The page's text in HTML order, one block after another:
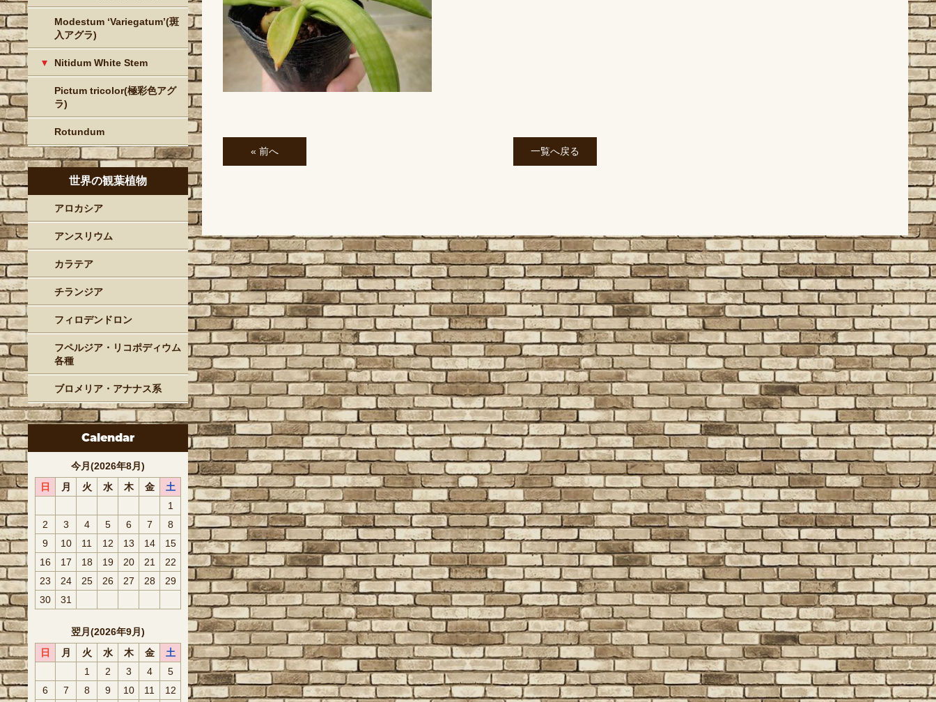
« 前へ 一覧へ戻る
Modestum ‘Variegatum’(斑
入アグラ)
Nitidum White Stem
Pictum tricolor(極彩色アグ
ラ)
Rotundum
世界の観葉植物
アロカシア
アンスリウム
カラテア
チランジア
フィロデンドロン
フペルジア・リコポディウム
各種
ブロメリア・アナナス系
Calendar
今月(2026年8月)
日
月 火 水 木 金
土
1
2
3 4 5 6 7
8
9
10 11 12 13 14
15
16
17 18 19 20 21
22
23
24 25 26 27 28
29
30
31
翌月(2026年9月)
日
月 火 水 木 金
土
1
2 3 4
5
6
7 8 9 10 11
12